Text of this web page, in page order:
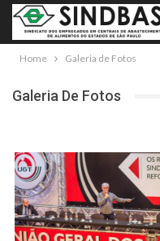
Home Galeria de Fotos
Galeria De Fotos